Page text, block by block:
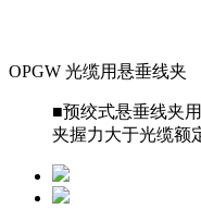
OPGW 光缆用悬垂线夹
■预绞式悬垂线夹
夹握力大于光缆额